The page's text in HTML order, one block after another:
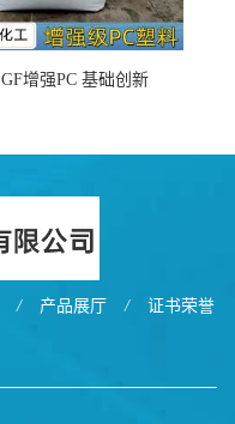
GF增强PC 基础创新
/ 产品展厅 / 证书荣誉